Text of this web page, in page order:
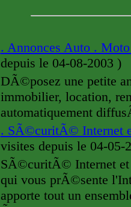
. Annonces Auto .
depuis le 04-08-2003 )
DÃ©posez une petite
immobilier, location,
automatiquement
. SÃ©curitÃ© Internet
visites depuis le 04-05-
SÃ©curitÃ© Internet
qui vous prÃ©sente
apporte tout un